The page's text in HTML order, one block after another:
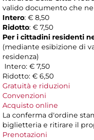
valido documento che
Intero: € 8,50
Ridotto: € 7,50
Per i cittadini residenti
(mediante esibizione di
residenza)
Intero: € 7,50
Ridotto: € 6,50
Gratuità e riduzioni
Convenzioni
Acquisto online
La conferma d'ordine
biglietteria e ritirare il
Prenotazioni